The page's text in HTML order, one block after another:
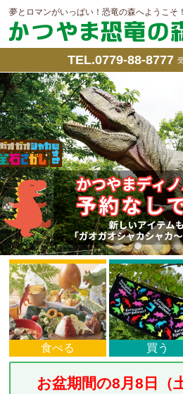
夢とロマンがいっぱい！恐竜の森へようこそ！
TEL.0779-88-8777
食べる 買う
お盆期間の8月8日（